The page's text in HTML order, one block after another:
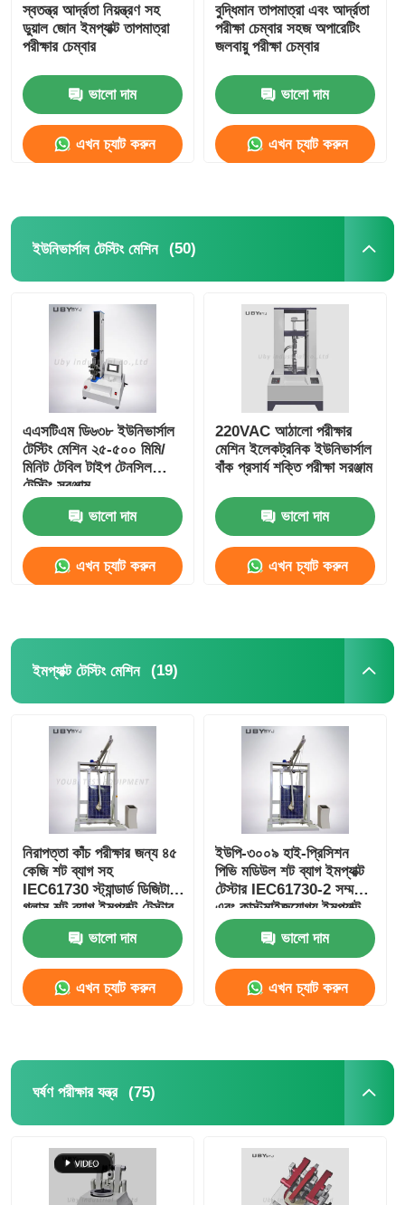
স্বতন্ত্র আর্দ্রতা নিয়ন্ত্রণ সহ
ডুয়াল জোন ইমপ্যাক্ট তাপমাত্রা
পরীক্ষার চেম্বার
ভালো দাম
এখন চ্যাট করুন
বুদ্ধিমান তাপমাত্রা এবং আর্দ্রতা
পরীক্ষা চেম্বার সহজ অপারেটিং
জলবায়ু পরীক্ষা চেম্বার
ভালো দাম
এখন চ্যাট করুন
ইউনিভার্সাল টেস্টিং মেশিন (50)
এএসটিএম ডি৬৩৮ ইউনিভার্সাল
টেস্টিং মেশিন ২৫-৫০০ মিমি/
মিনিট টেবিল টাইপ টেনসিল
টেস্টিং সরঞ্জাম
ভালো দাম
এখন চ্যাট করুন
220VAC আঠালো পরীক্ষার
মেশিন ইলেকট্রনিক ইউনিভার্সাল
বাঁক প্রসার্য শক্তি পরীক্ষা সরঞ্জাম
ভালো দাম
এখন চ্যাট করুন
ইমপ্যাক্ট টেস্টিং মেশিন (19)
নিরাপত্তা কাঁচ পরীক্ষার জন্য ৪৫
কেজি শট ব্যাগ সহ
IEC61730 স্ট্যান্ডার্ড ডিজিটাল
গ্লাস শট ব্যাগ ইমপ্যাক্ট টেস্টার
ভালো দাম
এখন চ্যাট করুন
ইউপি-৩০০৯ হাই-প্রিসিশন
পিভি মডিউল শট ব্যাগ ইমপ্যাক্ট
টেস্টার IEC61730-2 সম্মতি
এবং কাস্টমাইজযোগ্য ইমপ্যাক্ট
এরিয়া সহ
ভালো দাম
এখন চ্যাট করুন
ঘর্ষণ পরীক্ষার যন্ত্র (75)